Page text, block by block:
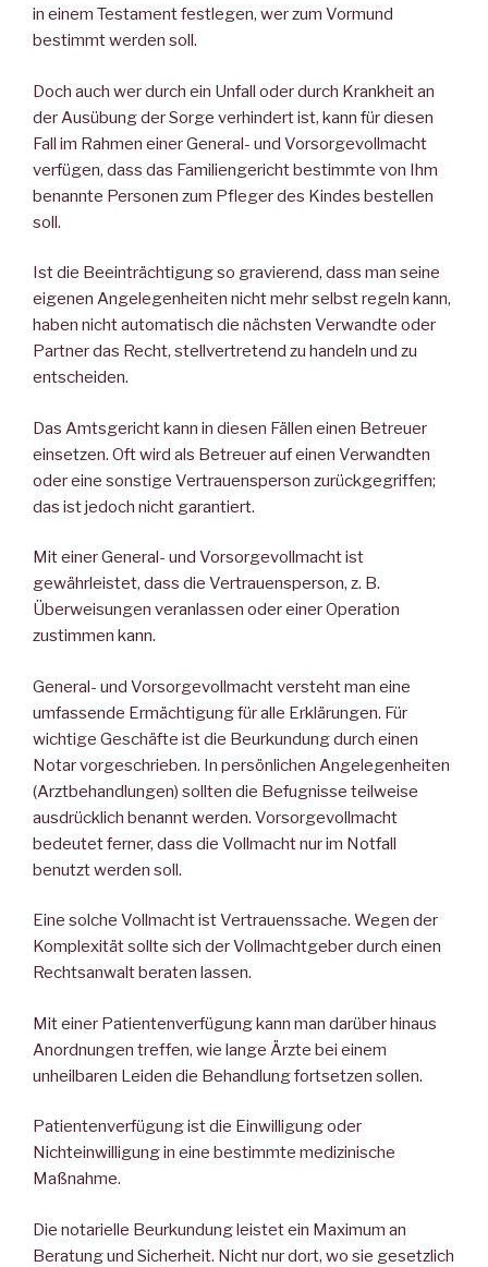
in einem Testament festlegen, wer zum Vormund
bestimmt werden soll.
Doch auch wer durch ein Unfall oder durch Krankheit an
der Ausübung der Sorge verhindert ist, kann für diesen
Fall im Rahmen einer General- und Vorsorgevollmacht
verfügen, dass das Familiengericht bestimmte von Ihm
benannte Personen zum Pfleger des Kindes bestellen
soll.
Ist die Beeinträchtigung so gravierend, dass man seine
eigenen Angelegenheiten nicht mehr selbst regeln kann,
haben nicht automatisch die nächsten Verwandte oder
Partner das Recht, stellvertretend zu handeln und zu
entscheiden.
Das Amtsgericht kann in diesen Fällen einen Betreuer
einsetzen. Oft wird als Betreuer auf einen Verwandten
oder eine sonstige Vertrauensperson zurückgegriffen;
das ist jedoch nicht garantiert.
Mit einer General- und Vorsorgevollmacht ist
gewährleistet, dass die Vertrauensperson, z. B.
Überweisungen veranlassen oder einer Operation
zustimmen kann.
General- und Vorsorgevollmacht versteht man eine
umfassende Ermächtigung für alle Erklärungen. Für
wichtige Geschäfte ist die Beurkundung durch einen
Notar vorgeschrieben. In persönlichen Angelegenheiten
(Arztbehandlungen) sollten die Befugnisse teilweise
ausdrücklich benannt werden. Vorsorgevollmacht
bedeutet ferner, dass die Vollmacht nur im Notfall
benutzt werden soll.
Eine solche Vollmacht ist Vertrauenssache. Wegen der
Komplexität sollte sich der Vollmachtgeber durch einen
Rechtsanwalt beraten lassen.
Mit einer Patientenverfügung kann man darüber hinaus
Anordnungen treffen, wie lange Ärzte bei einem
unheilbaren Leiden die Behandlung fortsetzen sollen.
Patientenverfügung ist die Einwilligung oder
Nichteinwilligung in eine bestimmte medizinische
Maßnahme.
Die notarielle Beurkundung leistet ein Maximum an
Beratung und Sicherheit. Nicht nur dort, wo sie gesetzlich